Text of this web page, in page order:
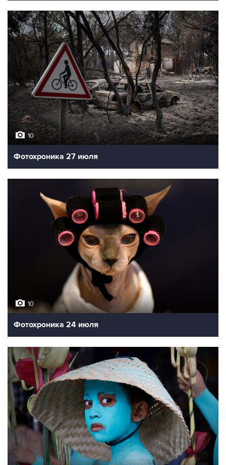
10
Фотохроника 27 июля
10
Фотохроника 24 июля